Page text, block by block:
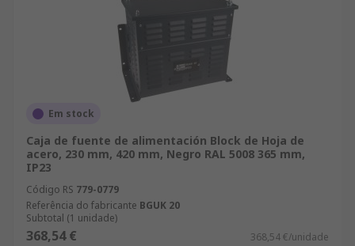
Em stock
Caja de fuente de alimentación Block de Hoja de
acero, 230 mm, 420 mm, Negro RAL 5008 365 mm,
IP23
Código RS 779-0779
Referência do fabricante BGUK 20
Subtotal (1 unidade)
368,54 € 368,54 €/unidade